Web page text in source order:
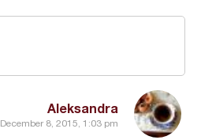
Aleksandra
December 8, 2015, 1:03 pm